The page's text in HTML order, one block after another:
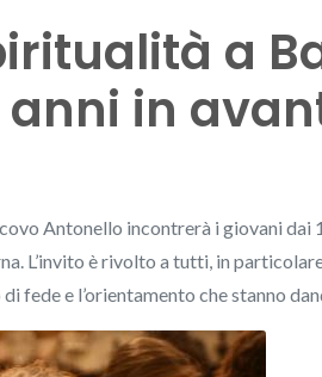
a
anni in
Antonello incontrerà i giovani dai
L’invito è rivolto a tutti, in
fede e l’orientamento che stanno